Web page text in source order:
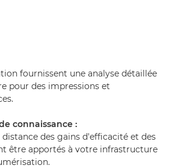
fournissent une analyse détaillée
pour des impressions et
connaissance :
des gains d'efficacité et des
être apportés à votre infrastructure